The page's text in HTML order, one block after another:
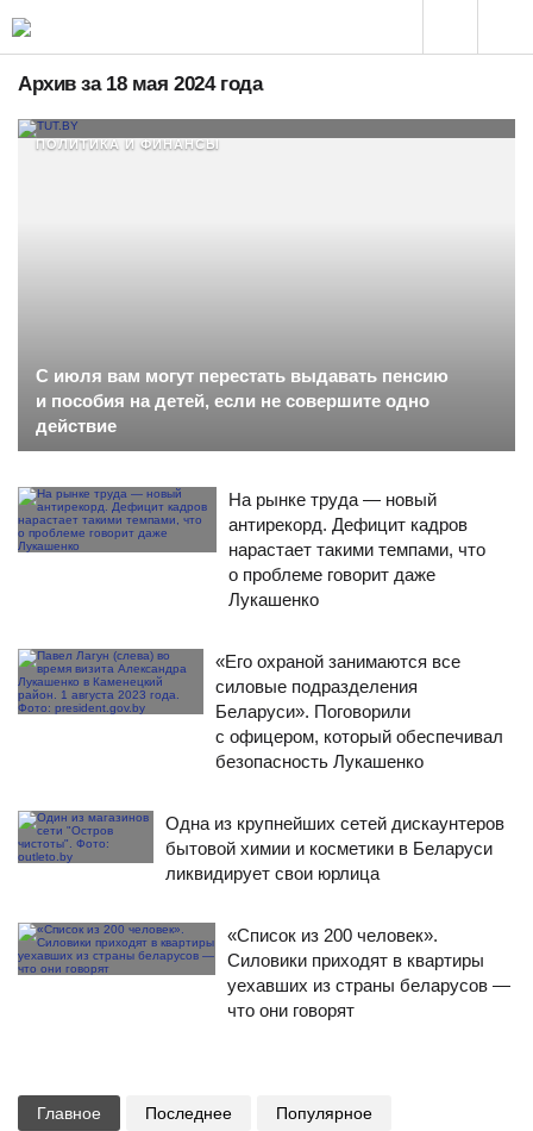
Архив за 18 мая 2024 года
С июля вам могут перестать выдавать пенсию
и пособия на детей, если не совершите одно
действие
ПОЛИТИКА И ФИНАНСЫ
На рынке труда — новый
антирекорд. Дефицит кадров
нарастает такими темпами, что
о проблеме говорит даже
Лукашенко
«Его охраной занимаются все
силовые подразделения
Беларуси». Поговорили
с офицером, который обеспечивал
безопасность Лукашенко
Одна из крупнейших сетей дискаунтеров
бытовой химии и косметики в Беларуси
ликвидирует свои юрлица
«Список из 200 человек».
Силовики приходят в квартиры
уехавших из страны беларусов —
что они говорят
Главное Последнее Популярное